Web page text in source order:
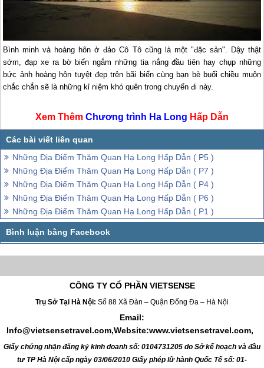
Bình minh và hoàng hôn ở đảo Cô Tô cũng là một "đặc sản". Dậy thật
sớm, đạp xe ra bờ biển ngắm những tia nắng đầu tiên hay chụp những
bức ảnh hoàng hôn tuyệt đẹp trên bãi biển cùng bạn bè buổi chiều muộn
chắc chắn sẽ là những kỉ niệm khó quên trong chuyến đi này.
Xem Thêm Chương trình Ha Long Hấp Dẫn
Những Địa Điểm Thăm Quan Hạ Long Hấp Dẫn ( P5 )
Những Địa Điểm Thăm Quan Hạ Long Hấp Dẫn ( P7 )
Những Địa Điểm Thăm Quan Hạ Long Hấp Dẫn ( P4 )
Những Địa Điểm Thăm Quan Hạ Long Hấp Dẫn ( P6 )
Những Địa Điểm Thăm Quan Hạ Long Hấp Dẫn ( P1 )
CÔNG TY CỔ PHẦN VIETSENSE
Trụ Sở Tại Hà Nội: Số 88 Xã Đàn – Quận Đống Đa – Hà Nội
Email:
Info@vietsensetravel.com,Website:www.vietsensetravel.com,
Giấy chứng nhận đăng ký kinh doanh số: 0104731205 do Sở kế hoạch và đầu
tư TP Hà Nội cấp ngày 03/06/2010 Giấy phép lữ hành Quốc Tế số: 01-